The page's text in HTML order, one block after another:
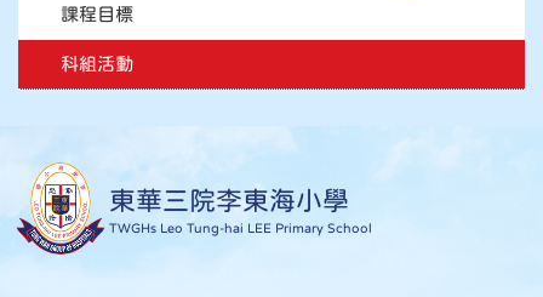
課程目標
科組活動
東華三院李東海小學
TWGHs Leo Tung-hai LEE Primary School